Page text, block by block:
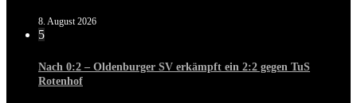
8. August 2026
5
Nach 0:2 – Oldenburger SV erkämpft ein 2:2 gegen TuS
Rotenhof